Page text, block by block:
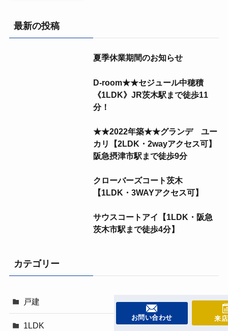
最新の投稿
夏季休業期間のお知らせ
D-room★★セジュール中穂積
《1LDK》JR茨木駅まで徒歩11
分！
★★2022年築★★グランデ ユー
カリ【2LDK・2wayアクセス可】
阪急摂津市駅まで徒歩9分
クローバーズコート茨木
【1LDK・3WAYアクセス可】
サウスコートアイ【1LDK・阪急
茨木市駅まで徒歩4分】
カテゴリー
戸建
1LDK
お問い合わせ 来